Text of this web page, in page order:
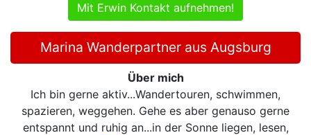
Mit Erwin Kontakt aufnehmen!
Marina Wanderpartner aus Augsburg
Über mich
Ich bin gerne aktiv...Wandertouren, schwimmen,
spazieren, weggehen. Gehe es aber genauso gerne
entspannt und ruhig an...in der Sonne liegen, lesen,